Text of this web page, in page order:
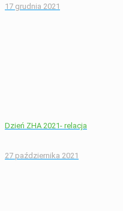
17 grudnia 2021
Dzień ZHA 2021- relacja
27 października 2021